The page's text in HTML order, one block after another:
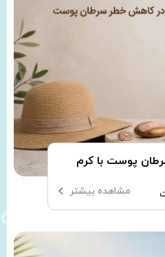
پوست با کرم
مشاهده بیشتر